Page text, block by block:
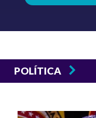
POLÍTICA